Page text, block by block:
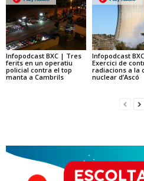
Infopodcast BXC | Tres
ferits en un operatiu
policial contra el top
manta a Cambrils
Infopodcast
Exercici de
radiacions a la
nuclear d’Ascó